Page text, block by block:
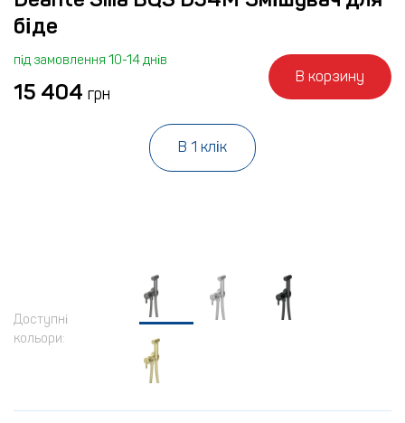
біде
під замовлення 10-14 днів
15 404 грн
В корзину
В 1 клік
Доступні
кольори: